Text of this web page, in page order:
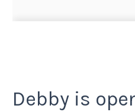
Debby is